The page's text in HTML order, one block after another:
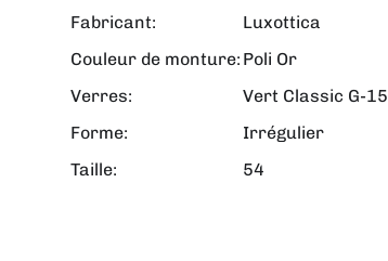
Fabricant:
Luxottica
Couleur de monture: Poli Or
Verres:
Vert Classic G-15
Forme:
Irrégulier
Taille:
54